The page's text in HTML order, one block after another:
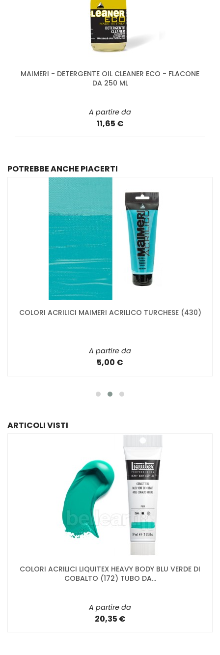
MAIMERI - DETERGENTE OIL CLEANER ECO - FLACONE
DA 250 ML
A partire da
11,65 €
POTREBBE ANCHE PIACERTI
COLORI ACRILICI MAIMERI ACRILICO TURCHESE (430)
A partire da
5,00 €
ARTICOLI VISTI
COLORI ACRILICI LIQUITEX HEAVY BODY BLU VERDE DI
COBALTO (172) TUBO DA...
A partire da
20,35 €